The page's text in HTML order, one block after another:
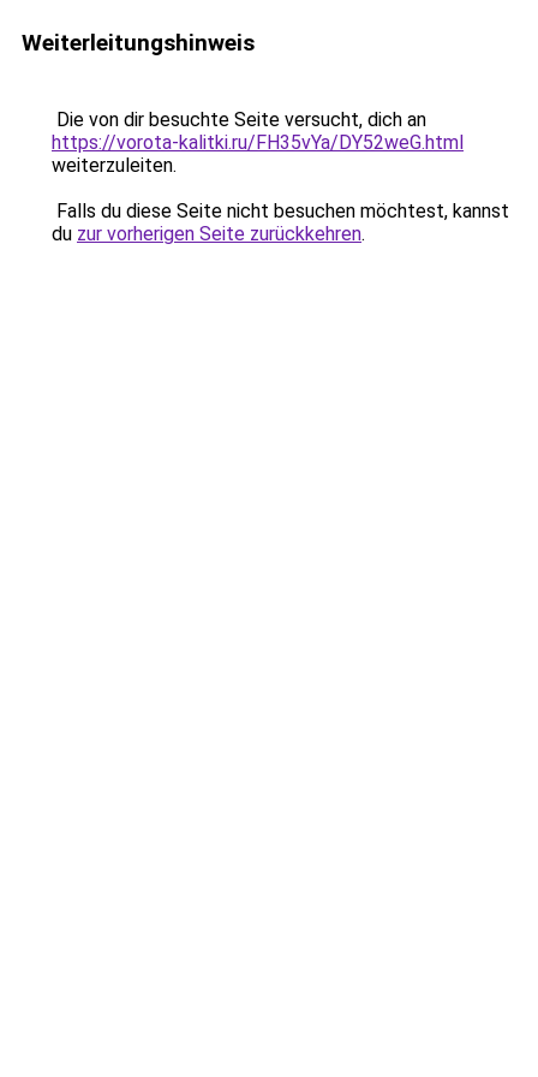
Weiterleitungshinweis
Die von dir besuchte Seite versucht, dich an
https://vorota-kalitki.ru/FH35vYa/DY52weG.html
weiterzuleiten.
Falls du diese Seite nicht besuchen möchtest, kannst
du zur vorherigen Seite zurückkehren.